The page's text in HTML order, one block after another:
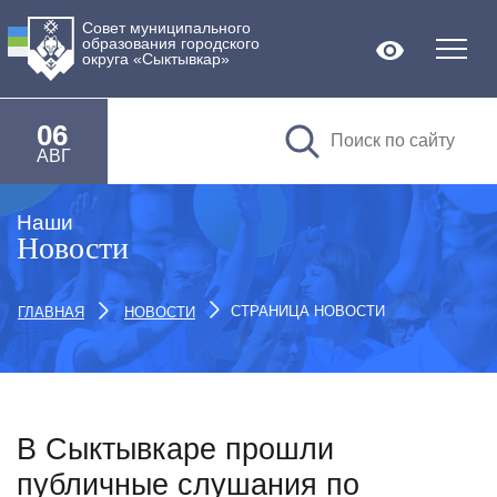
Совет муниципального
образования городского
округа «Сыктывкар»
06
АВГ
Версия
Наши
Новости
ГЛАВНАЯ НОВОСТИ СТРАНИЦА НОВОСТИ
В Сыктывкаре прошли
публичные слушания по